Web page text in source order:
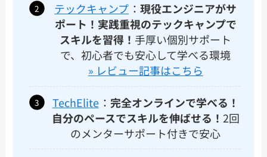
テックキャンプ ：現役エンジニアがサ
ポート！実践重視のテックキャンプで
スキルを習得！ 手厚い個別サポート
で、初心者でも安心して学べる環境
» レビュー記事はこちら
TechElite ： 完全オンラインで学べる！
自分のペースでスキルを伸ばせる！ 2回
のメンターサポート付きで安心